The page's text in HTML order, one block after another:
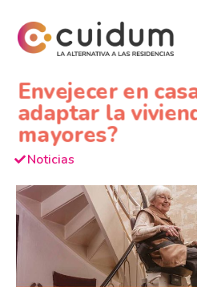
Envejecer en
adaptar la
mayores?
Noticias